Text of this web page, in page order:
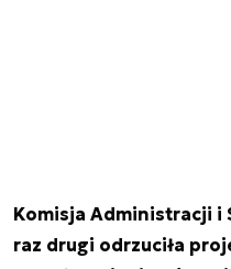
Komisja Administracji i
raz drugi odrzuciła